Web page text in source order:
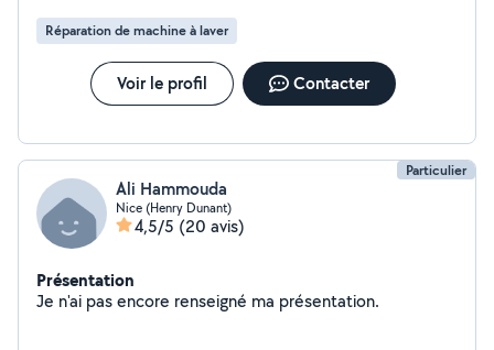
Réparation de machine à laver
Voir le profil Contacter
Particulier
Ali Hammouda
Nice (Henry Dunant)
4,5/5 (20 avis)
Présentation
Je n'ai pas encore renseigné ma présentation.